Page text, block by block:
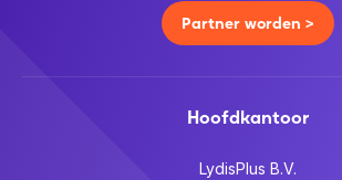
Partner worden >
Hoofdkantoor
LydisPlus B.V.